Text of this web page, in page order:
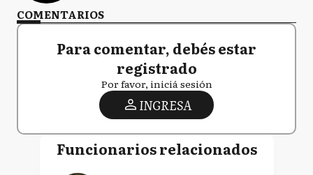
COMENTARIOS
Para comentar, debés estar
registrado
Por favor, iniciá sesión
INGRESA
Funcionarios relacionados